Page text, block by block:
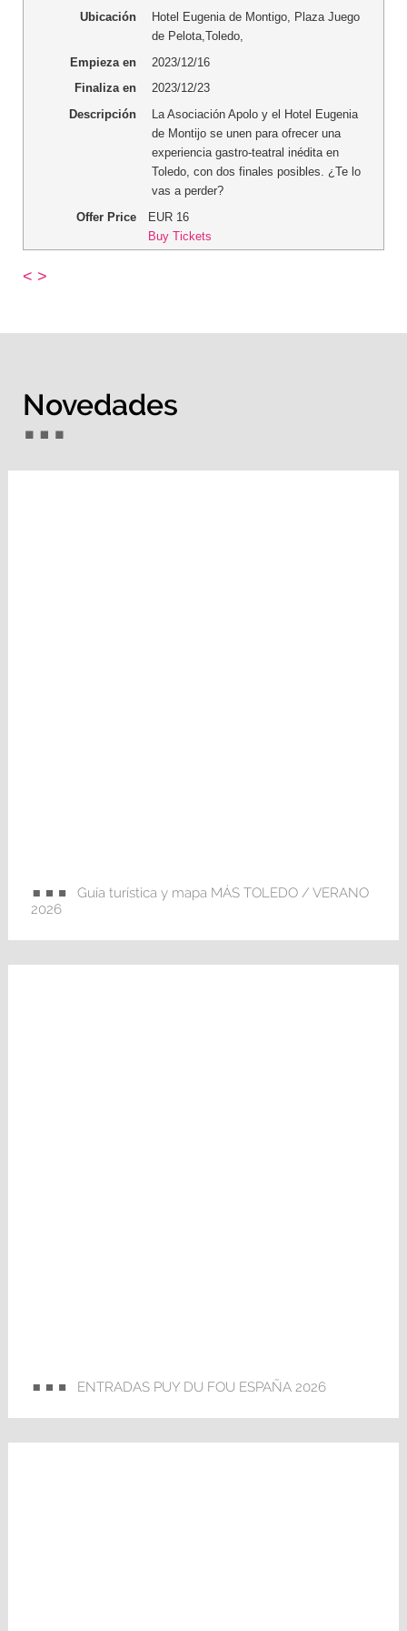
Ubicación Hotel Eugenia de Montigo
Plaza Juego
de Pelota ,Toledo
Empieza en
2023/12/16
Finaliza en
2023/12/23
Descripción
La Asociación Apolo y el Hotel Eugenia
de Montijo se unen para ofrecer una
experiencia gastro-teatral inédita en
Toledo, con dos finales posibles. ¿Te lo
vas a perder?
Offer Price
EUR 16
Buy Tickets
< >
Novedades
Guía turística y mapa MÁS TOLEDO / VERANO
2026
ENTRADAS PUY DU FOU ESPAÑA 2026